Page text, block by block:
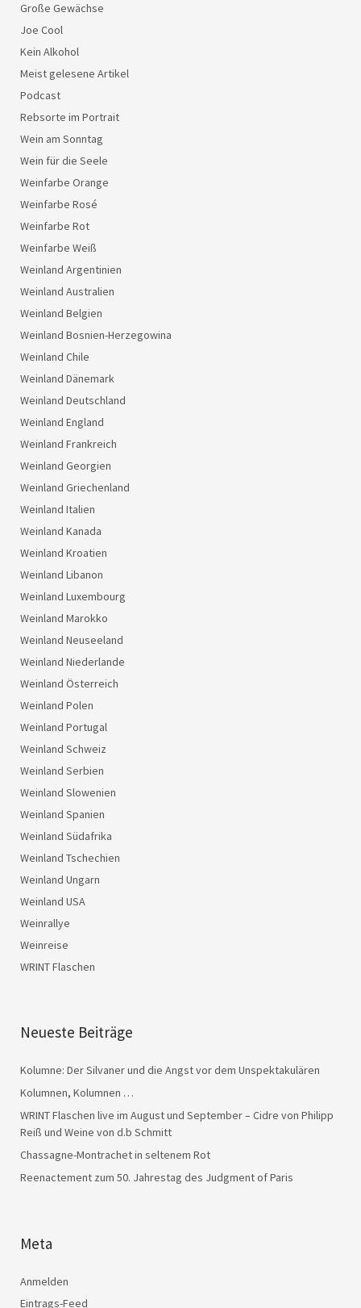
Große Gewächse
Joe Cool
Kein Alkohol
Meist gelesene Artikel
Podcast
Rebsorte im Portrait
Wein am Sonntag
Wein für die Seele
Weinfarbe Orange
Weinfarbe Rosé
Weinfarbe Rot
Weinfarbe Weiß
Weinland Argentinien
Weinland Australien
Weinland Belgien
Weinland Bosnien-Herzegowina
Weinland Chile
Weinland Dänemark
Weinland Deutschland
Weinland England
Weinland Frankreich
Weinland Georgien
Weinland Griechenland
Weinland Italien
Weinland Kanada
Weinland Kroatien
Weinland Libanon
Weinland Luxembourg
Weinland Marokko
Weinland Neuseeland
Weinland Niederlande
Weinland Österreich
Weinland Polen
Weinland Portugal
Weinland Schweiz
Weinland Serbien
Weinland Slowenien
Weinland Spanien
Weinland Südafrika
Weinland Tschechien
Weinland Ungarn
Weinland USA
Weinrallye
Weinreise
WRINT Flaschen
Neueste Beiträge
Kolumne: Der Silvaner und die Angst vor dem Unspektakulären
Kolumnen, Kolumnen …
WRINT Flaschen live im August und September – Cidre von Philipp
Reiß und Weine von d.b Schmitt
Chassagne-Montrachet in seltenem Rot
Reenactement zum 50. Jahrestag des Judgment of Paris
Meta
Anmelden
Eintrags-Feed